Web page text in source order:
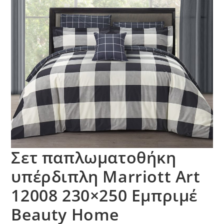
Σετ παπλωματοθήκη
υπέρδιπλη Marriott Art
12008 230×250 Εμπριμέ
Beauty Home